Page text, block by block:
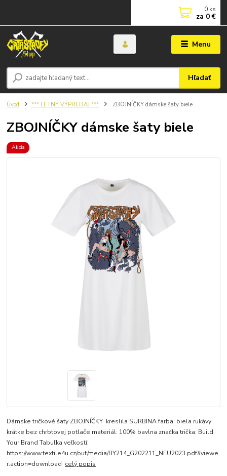
Menu
Hľadať
0 ks
za 0 €
Úvod *** LETNÝ VÝPREDAJ *** ZBOJNÍČKY dámske šaty biele
ZBOJNÍČKY dámske šaty biele
Akcia
Dámske tričkové šaty ZBOJNÍČKY kreslila SURBINA farba: biela rukávy:
krátke bez chrbtovej potlače materiál: 100% bavlna značka trička: Build
Your Brand Tabuľka veľkostí:
https://www.textile4u.cz/out/media/BY214_G202211_NEU2023.pdf#viewe
r.action=download celý popis